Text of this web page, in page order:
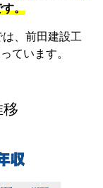
す。
、前田建設工
ています。